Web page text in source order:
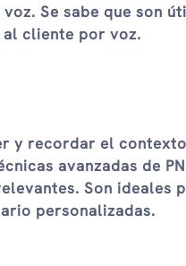
Se sabe que son
cliente por voz.
y recordar el
avanzadas de
Son ideales
personalizadas.